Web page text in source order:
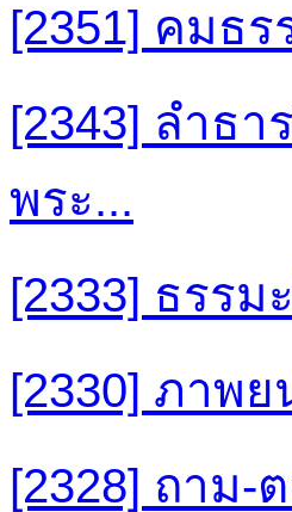
[2351] คมธ
[2343] ลำธ
พระ...
[2333] ธรร
[2330] ภาพย
[2328] ถาม-